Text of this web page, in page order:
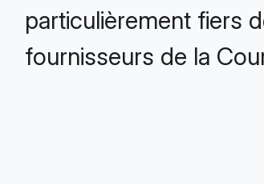
particulièrement fiers
fournisseurs de la